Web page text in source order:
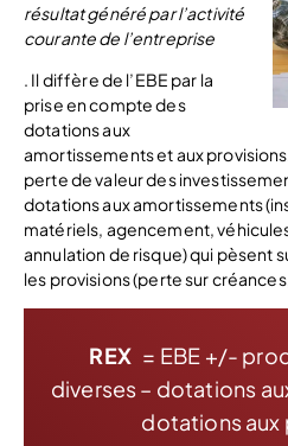
résultat généré par l’activité
courante de l’entreprise
. Il diffère de l’EBE par la
prise en compte des
dotations aux
amortissements et aux
perte de valeur des
dotations aux amortissements
matériels, agencement,
annulation de risque) qui pèsent
les provisions (perte sur
REX = EBE +/-
diverses – dotations
dotations aux